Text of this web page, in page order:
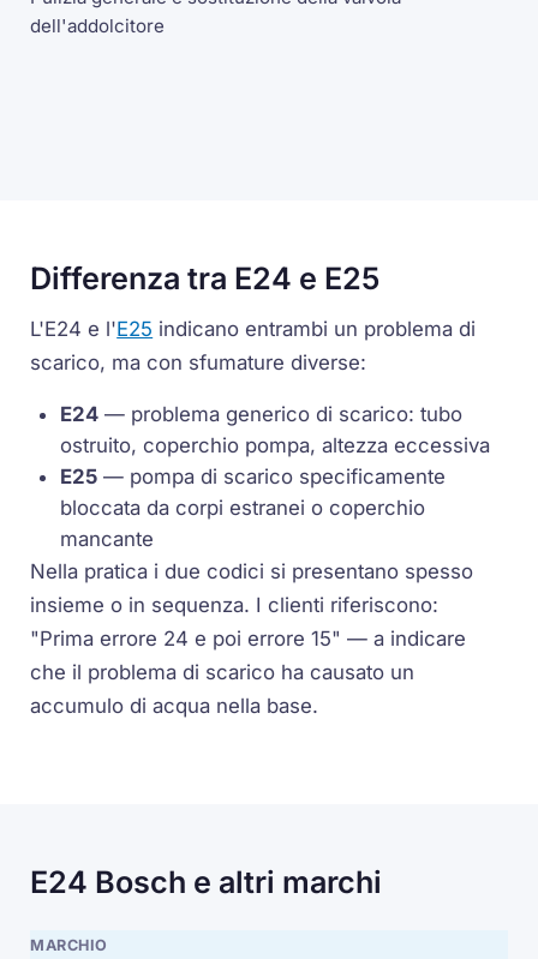
dell'addolcitore
Differenza tra E24 e E25
L'E24 e l'E25 indicano entrambi un problema di
scarico, ma con sfumature diverse:
E24 — problema generico di scarico: tubo
ostruito, coperchio pompa, altezza eccessiva
E25 — pompa di scarico specificamente
bloccata da corpi estranei o coperchio
mancante
Nella pratica i due codici si presentano spesso
insieme o in sequenza. I clienti riferiscono:
"Prima errore 24 e poi errore 15" — a indicare
che il problema di scarico ha causato un
accumulo di acqua nella base.
E24 Bosch e altri marchi